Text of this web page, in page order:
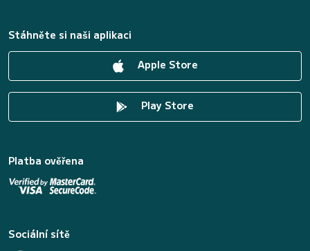
Stáhněte si naši aplikaci
Apple Store
Play Store
Platba ověřena
Sociální sítě